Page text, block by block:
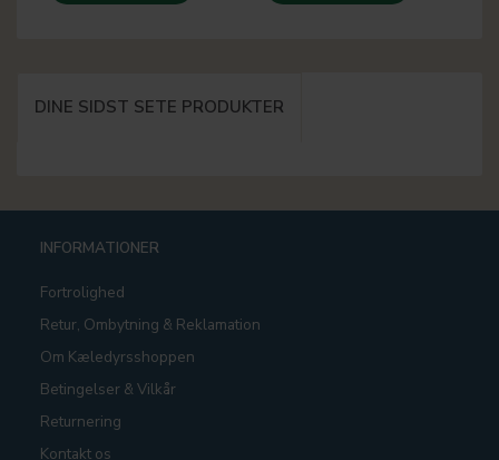
DINE SIDST SETE PRODUKTER
INFORMATIONER
Fortrolighed
Retur, Ombytning & Reklamation
Om Kæledyrsshoppen
Betingelser & Vilkår
Returnering
Kontakt os